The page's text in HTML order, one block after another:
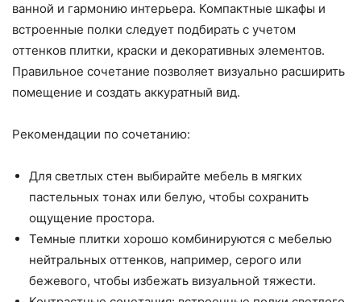
ванной и гармонию интерьера. Компактные шкафы и
встроенные полки следует подбирать с учетом
оттенков плитки, краски и декоративных элементов.
Правильное сочетание позволяет визуально расширить
помещение и создать аккуратный вид.
Рекомендации по сочетанию:
Для светлых стен выбирайте мебель в мягких
пастельных тонах или белую, чтобы сохранить
ощущение простора.
Темные плитки хорошо комбинируются с мебелью
нейтральных оттенков, например, серого или
бежевого, чтобы избежать визуальной тяжести.